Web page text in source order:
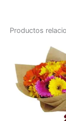
Productos